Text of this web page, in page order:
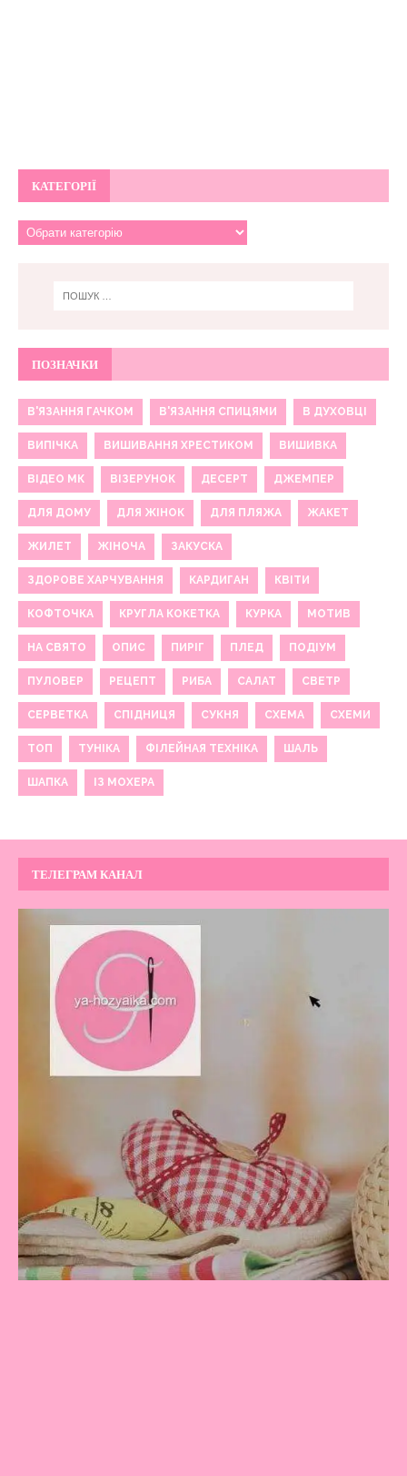
КАТЕГОРІЇ
ПОЗНАЧКИ
В'ЯЗАННЯ ГАЧКОМ В'ЯЗАННЯ СПИЦЯМИ В ДУХОВЦІ
ВИПІЧКА ВИШИВАННЯ ХРЕСТИКОМ ВИШИВКА
ВІДЕО МК ВІЗЕРУНОК ДЕСЕРТ ДЖЕМПЕР
ДЛЯ ДОМУ ДЛЯ ЖІНОК ДЛЯ ПЛЯЖА ЖАКЕТ
ЖИЛЕТ ЖІНОЧА ЗАКУСКА
ЗДОРОВЕ ХАРЧУВАННЯ КАРДИГАН КВІТИ
КОФТОЧКА КРУГЛА КОКЕТКА КУРКА МОТИВ
НА СВЯТО ОПИС ПИРІГ ПЛЕД ПОДІУМ
ПУЛОВЕР РЕЦЕПТ РИБА САЛАТ СВЕТР
СЕРВЕТКА СПІДНИЦЯ СУКНЯ СХЕМА СХЕМИ
ТОП ТУНІКА ФІЛЕЙНАЯ ТЕХНІКА ШАЛЬ
ШАПКА ІЗ МОХЕРА
ТЕЛЕГРАМ КАНАЛ